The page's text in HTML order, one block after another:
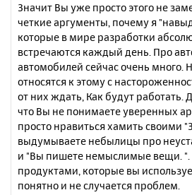
Значит Вы уже просто этого не
четкие аргументы, почему я
которые в мире разработки
встречаются каждый день. Про
автомобилей сейчас очень много.
относятся к этому с
от них ждать, Как будут работать.
что Вы не понимаете уверенных
просто нравиться хамить своими
выдумываете небылицы про
и "Вы пишете немыслимые вещи. ".
продуктами, которые вы
понятно и не случается проблем.